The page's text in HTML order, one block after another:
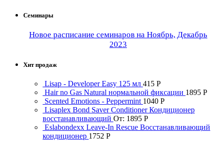
Семинары
Новое расписание семинаров на Ноябрь, Декабрь
2023
Хит продаж
Lisap - Developer Easy 125 мл 415 Р
Hair no Gas Natural нормальной фиксации 1895 Р
Scented Emotions - Peppermint 1040 Р
Lisaplex Bond Saver Conditioner Кондиционер
восстанавливающий От: 1895 Р
Eslabondexx Leave-In Rescue Восстанавливающий
кондиционер 1752 Р